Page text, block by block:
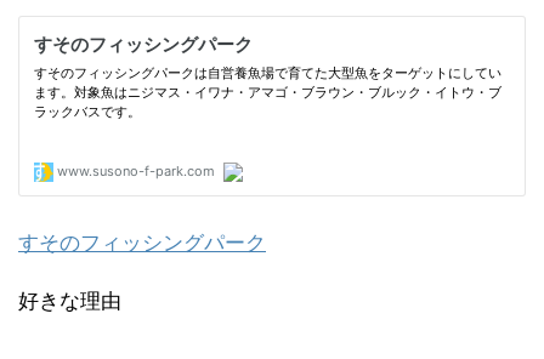
すそのフィッシングパーク
好きな理由